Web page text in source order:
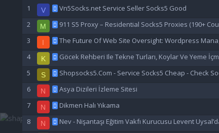
V Vn5Socks.net Service Seller Socks5 Good
M 911 S5 Proxy – Residential Socks5 Proxies (190+
I The Future Of Web Site Oversight: Wordpress
K Göcek Rehberi Ile Tekne Turları, Koylar Ve Yeme
S Shopsocks5.Com - Service Socks5 Cheap - Check
N Asya Dizileri İzleme Sitesi
N Dikmen Halı Yıkama
N Nev - Nişantaşı Eğitim Vakfı Kurucusu Levent